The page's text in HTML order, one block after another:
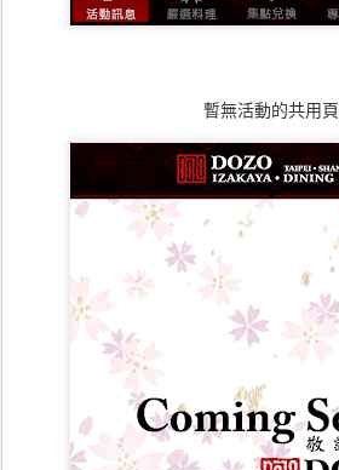
暫無活動的共用頁